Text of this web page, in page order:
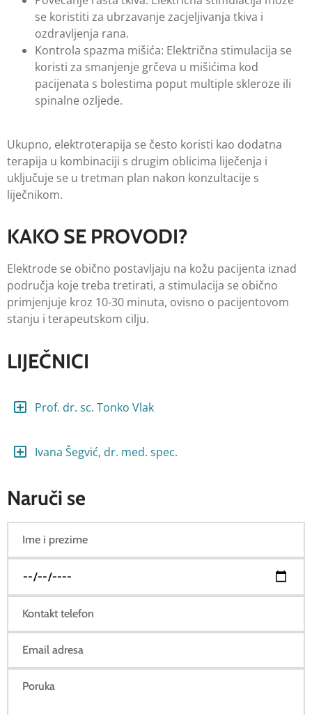
se koristiti za ubrzavanje zacjeljivanja tkiva i
ozdravljenja rana.
Kontrola spazma mišića: Električna stimulacija se
koristi za smanjenje grčeva u mišićima kod
pacijenata s bolestima poput multiple skleroze ili
spinalne ozljede.
Ukupno, elektroterapija se često koristi kao dodatna
terapija u kombinaciji s drugim oblicima liječenja i
uključuje se u tretman plan nakon konzultacije s
liječnikom.
KAKO SE PROVODI?
Elektrode se obično postavljaju na kožu pacijenta iznad
područja koje treba tretirati, a stimulacija se obično
primjenjuje kroz 10-30 minuta, ovisno o pacijentovom
stanju i terapeutskom cilju.
LIJEČNICI
Prof. dr. sc. Tonko Vlak
Ivana Šegvić, dr. med. spec.
Naruči se